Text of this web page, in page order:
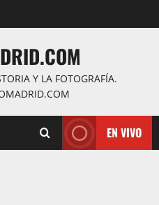
Y LA FOTOGRAFÍA.
EN VIVO